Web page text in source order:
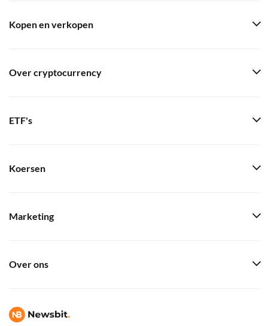
Kopen en verkopen
Over cryptocurrency
ETF's
Koersen
Marketing
Over ons